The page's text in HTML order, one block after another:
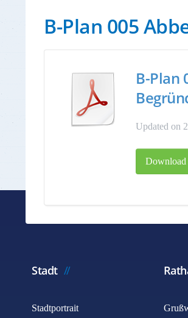
B-Plan 005
B-Plan
Updated on
Download
Stadt
Stadtportrait